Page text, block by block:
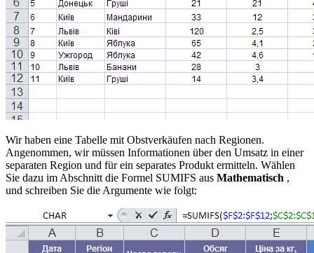
Wir haben eine Tabelle mit Obstverkäufen nach Regionen.
Angenommen, wir müssen Informationen über den Umsatz in einer
separaten Region und für ein separates Produkt ermitteln. Wählen
Sie dazu im Abschnitt die Formel SUMIFS aus Mathematisch ,
und schreiben Sie die Argumente wie folgt: